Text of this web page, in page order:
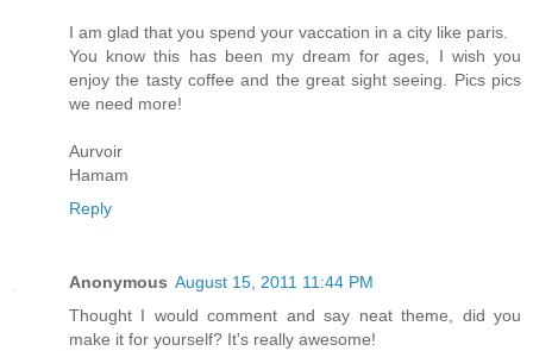
I am glad that you spend your vaccation in a city like paris.
You know this has been my dream for ages, I wish you
enjoy the tasty coffee and the great sight seeing. Pics pics
we need more!
Aurvoir
Hamam
Reply
Anonymous August 15, 2011 11:44 PM
Thought I would comment and say neat theme, did you
make it for yourself? It's really awesome!